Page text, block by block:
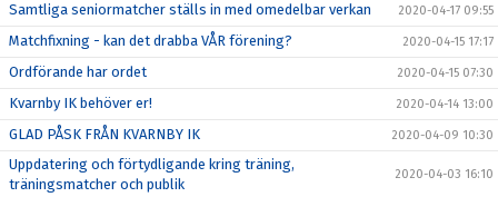
Samtliga seniormatcher ställs in med omedelbar verkan 2020-04-17 09:55
Matchfixning - kan det drabba VÅR förening? 2020-04-15 17:17
Ordförande har ordet 2020-04-15 07:30
Kvarnby IK behöver er! 2020-04-14 13:00
GLAD PÅSK FRÅN KVARNBY IK 2020-04-09 10:30
Uppdatering och förtydligande kring träning,
träningsmatcher och publik
2020-04-03 16:10